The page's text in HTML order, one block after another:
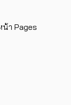
น้า Pages